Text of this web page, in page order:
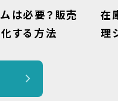
は必要？販売
する方法
在
理